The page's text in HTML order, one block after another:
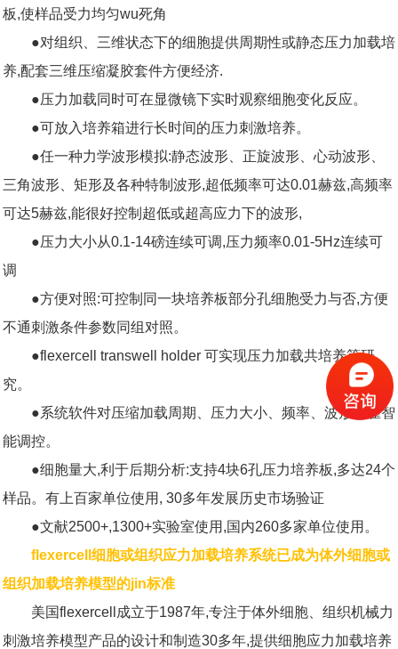
板,使样品受力均匀wu死角
●对组织、三维状态下的细胞提供周期性或静态压力加载培
养,配套三维压缩凝胶套件方便经济.
●压力加载同时可在显微镜下实时观察细胞变化反应。
●可放入培养箱进行长时间的压力刺激培养。
●任一种力学波形模拟:静态波形、正旋波形、心动波形、
三角波形、矩形及各种特制波形,超低频率可达0.01赫兹,高频率
可达5赫兹,能很好控制超低或超高应力下的波形,
●压力大小从0.1-14磅连续可调,压力频率0.01-5Hz连续可
调
●方便对照:可控制同一块培养板部分孔细胞受力与否,方便
不通刺激条件参数同组对照。
●flexercell transwell holder 可实现压力加载共培养等研
究。
●系统软件对压缩加载周期、压力大小、频率、波形精雀智
能调控。
●细胞量大,利于后期分析:支持4块6孔压力培养板,多达24个
样品。有上百家单位使用, 30多年发展历史市场验证
●文献2500+,1300+实验室使用,国内260多家单位使用。
flexercell细胞或组织应力加载培养系统已成为体外细胞或
组织加载培养模型的jin标准
美国flexercell成立于1987年,专注于体外细胞、组织机械力
刺激培养模型产品的设计和制造30多年,提供细胞应力加载培养